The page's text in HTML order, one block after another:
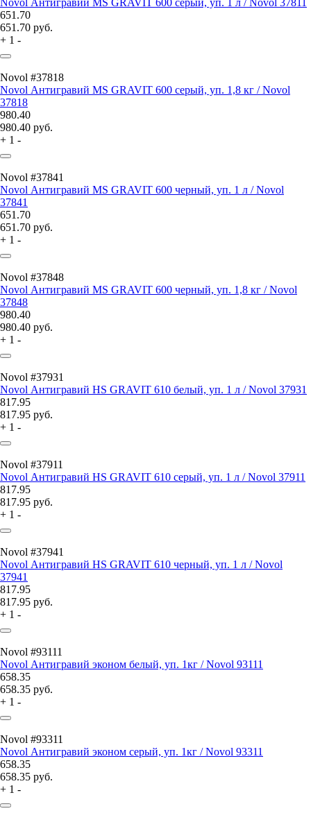
Novol Антигравий MS GRAVIT 600 серый, уп. 1 л / Novol 37811
651.70
651.70 руб.
+ 1 -
Novol #37818
Novol Антигравий MS GRAVIT 600 серый, уп. 1,8 кг / Novol
37818
980.40
980.40 руб.
+ 1 -
Novol #37841
Novol Антигравий MS GRAVIT 600 черный, уп. 1 л / Novol
37841
651.70
651.70 руб.
+ 1 -
Novol #37848
Novol Антигравий MS GRAVIT 600 черный, уп. 1,8 кг / Novol
37848
980.40
980.40 руб.
+ 1 -
Novol #37931
Novol Антигравий НS GRAVIT 610 белый, уп. 1 л / Novol 37931
817.95
817.95 руб.
+ 1 -
Novol #37911
Novol Антигравий НS GRAVIT 610 серый, уп. 1 л / Novol 37911
817.95
817.95 руб.
+ 1 -
Novol #37941
Novol Антигравий НS GRAVIT 610 черный, уп. 1 л / Novol
37941
817.95
817.95 руб.
+ 1 -
Novol #93111
Novol Антигравий эконом белый, уп. 1кг / Novol 93111
658.35
658.35 руб.
+ 1 -
Novol #93311
Novol Антигравий эконом серый, уп. 1кг / Novol 93311
658.35
658.35 руб.
+ 1 -